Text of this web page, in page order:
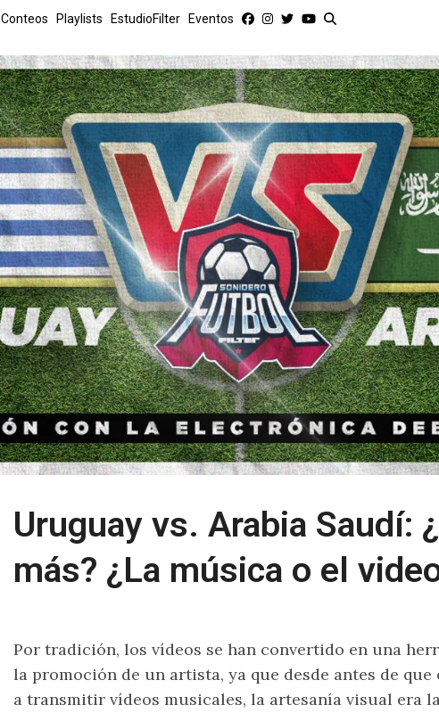
Conteos Playlists EstudioFilter Eventos
Uruguay vs. Arabia Saudí:
más? ¿La música o el
Por tradición, los vídeos se han convertido en una
la promoción de un artista, ya que desde antes de
a transmitir vídeos musicales, la artesanía visual era